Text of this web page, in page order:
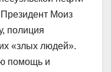
Моиз
полиция
«злых людей».
помощь и